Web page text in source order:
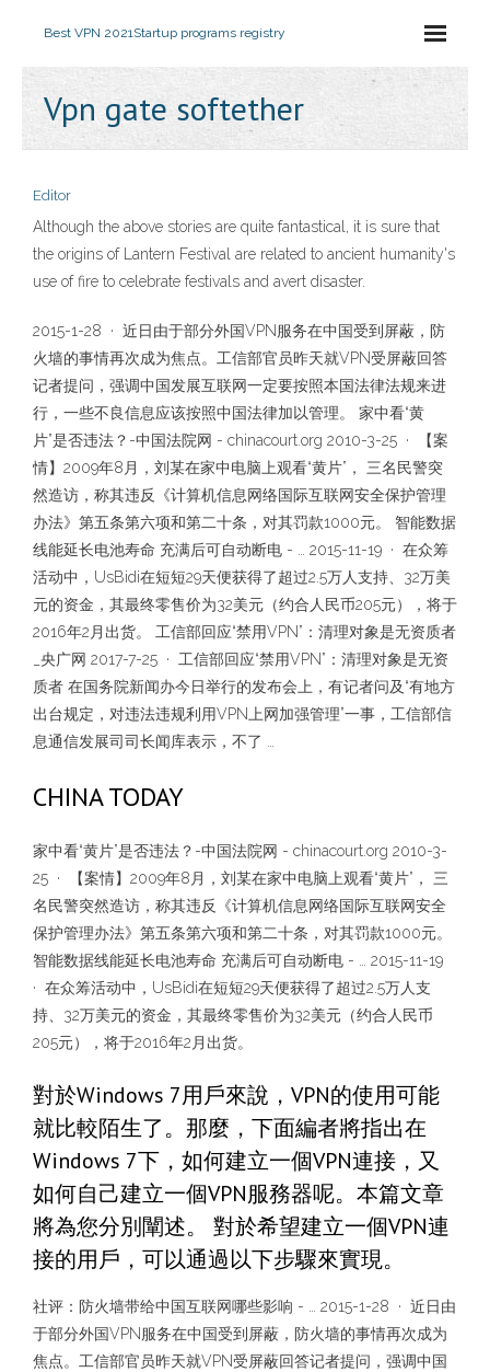
Best VPN 2021Startup programs registry
Vpn gate softether
Editor
Although the above stories are quite fantastical, it is sure that
the origins of Lantern Festival are related to ancient humanity's
use of fire to celebrate festivals and avert disaster.
2015-1-28 · 近日由于部分外国VPN服务在中国受到屏蔽，防
火墙的事情再次成为焦点。工信部官员昨天就VPN受屏蔽回答
记者提问，强调中国发展互联网一定要按照本国法律法规来进
行，一些不良信息应该按照中国法律加以管理。 家中看“黄
片”是否违法？-中国法院网 - chinacourt.org 2010-3-25 · 【案
情】2009年8月，刘某在家中电脑上观看“黄片”， 三名民警突
然造访，称其违反《计算机信息网络国际互联网安全保护管理
办法》第五条第六项和第二十条，对其罚款1000元。 智能数据
线能延长电池寿命 充满后可自动断电 - … 2015-11-19 · 在众筹
活动中，UsBidi在短短29天便获得了超过2.5万人支持、32万美
元的资金，其最终零售价为32美元（约合人民币205元），将于
2016年2月出货。 工信部回应“禁用VPN”：清理对象是无资质者
_央广网 2017-7-25 · 工信部回应“禁用VPN”：清理对象是无资
质者 在国务院新闻办今日举行的发布会上，有记者问及“有地方
出台规定，对违法违规利用VPN上网加强管理”一事，工信部信
息通信发展司司长闻库表示，不了 …
CHINA TODAY
家中看“黄片”是否违法？-中国法院网 - chinacourt.org 2010-3-
25 · 【案情】2009年8月，刘某在家中电脑上观看“黄片”， 三
名民警突然造访，称其违反《计算机信息网络国际互联网安全
保护管理办法》第五条第六项和第二十条，对其罚款1000元。
智能数据线能延长电池寿命 充满后可自动断电 - … 2015-11-19
· 在众筹活动中，UsBidi在短短29天便获得了超过2.5万人支
持、32万美元的资金，其最终零售价为32美元（约合人民币
205元），将于2016年2月出货。
對於Windows 7用戶來說，VPN的使用可能
就比較陌生了。那麼，下面編者將指出在
Windows 7下，如何建立一個VPN連接，又
如何自己建立一個VPN服務器呢。本篇文章
將為您分別闡述。 對於希望建立一個VPN連
接的用戶，可以通過以下步驟來實現。
社评：防火墙带给中国互联网哪些影响 - … 2015-1-28 · 近日由
于部分外国VPN服务在中国受到屏蔽，防火墙的事情再次成为
焦点。工信部官员昨天就VPN受屏蔽回答记者提问，强调中国